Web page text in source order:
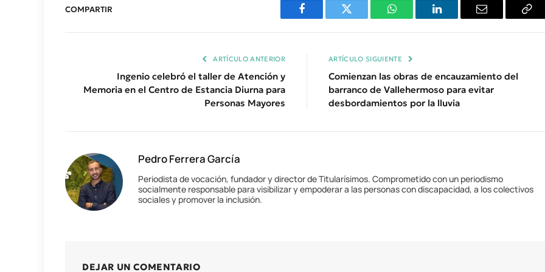
COMPARTIR
Facebook Twitter WhatsAppLinkedIn Email
ARTÍCULO ANTERIOR
Ingenio celebró el taller de Atención y
Memoria en el Centro de Estancia Diurna para
Personas Mayores
ARTÍCULO SIGUIENTE
Comienzan las obras de encauzamiento del
barranco de Vallehermoso para evitar
desbordamientos por la lluvia
Pedro Ferrera García
Periodista de vocación, fundador y director de Titularísimos. Comprometido con un periodismo
socialmente responsable para visibilizar y empoderar a las personas con discapacidad, a los colectivos
sociales y promover la inclusión.
DEJAR UN COMENTARIO